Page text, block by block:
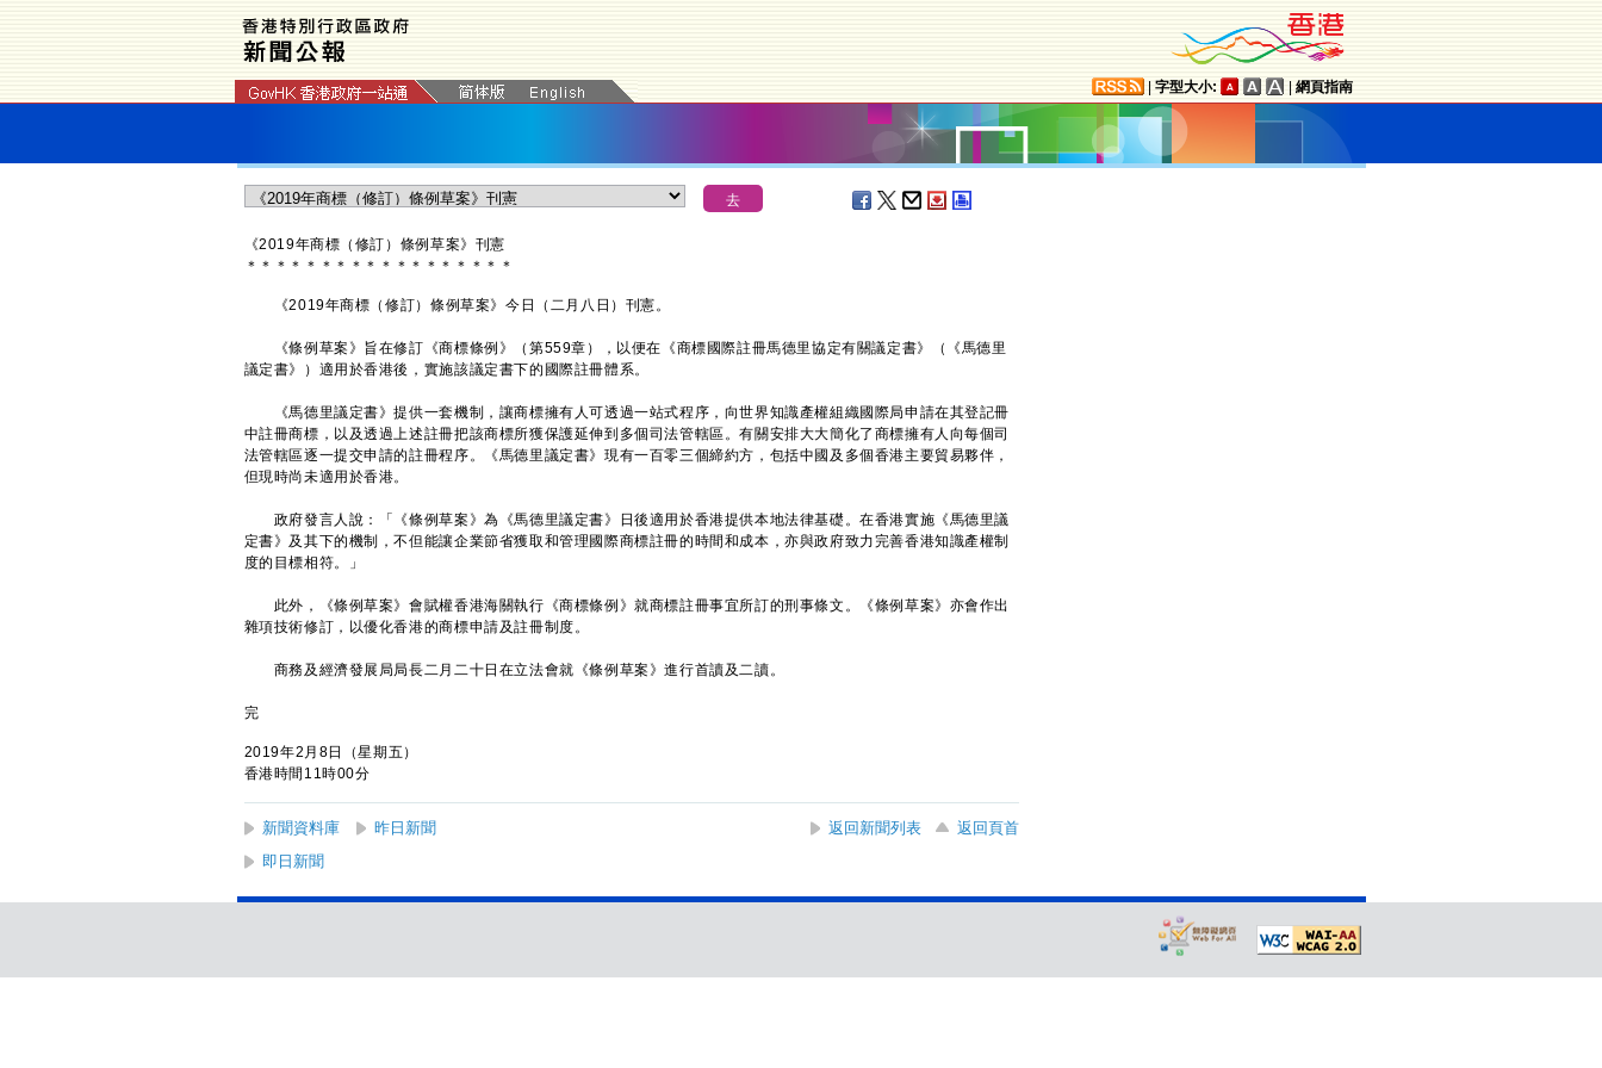
字型大小: 網頁指南
《2019年商標（修訂）條例草案》刊憲
＊ ＊ ＊ ＊ ＊ ＊ ＊ ＊ ＊ ＊ ＊ ＊ ＊ ＊ ＊ ＊ ＊ ＊
《2019年商標（修訂）條例草案》今日（二月八日）刊憲。
《條例草案》旨在修訂《商標條例》（第559章），以便在《商標國際註冊馬德里協定有關議定書》（《馬德里
議定書》）適用於香港後，實施該議定書下的國際註冊體系。
《馬德里議定書》提供一套機制，讓商標擁有人可透過一站式程序，向世界知識產權組織國際局申請在其登記冊
中註冊商標，以及透過上述註冊把該商標所獲保護延伸到多個司法管轄區。有關安排大大簡化了商標擁有人向每個司
法管轄區逐一提交申請的註冊程序。《馬德里議定書》現有一百零三個締約方，包括中國及多個香港主要貿易夥伴，
但現時尚未適用於香港。
政府發言人說：「《條例草案》為《馬德里議定書》日後適用於香港提供本地法律基礎。在香港實施《馬德里議
定書》及其下的機制，不但能讓企業節省獲取和管理國際商標註冊的時間和成本，亦與政府致力完善香港知識產權制
度的目標相符。」
此外，《條例草案》會賦權香港海關執行《商標條例》就商標註冊事宜所訂的刑事條文。《條例草案》亦會作出
雜項技術修訂，以優化香港的商標申請及註冊制度。
商務及經濟發展局局長二月二十日在立法會就《條例草案》進行首讀及二讀。
完
2019年2月8日（星期五）
香港時間11時00分
新聞資料庫 昨日新聞 返回新聞列表
返回頁首
即日新聞